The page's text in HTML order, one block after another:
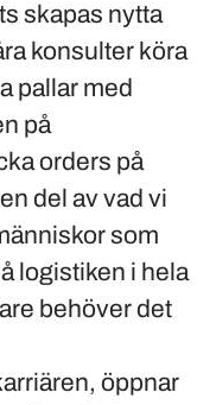
skapas nytta
konsulter köra
pallar med
på
orders på
del av vad vi
som
logistiken i hela
behöver det
öppnar